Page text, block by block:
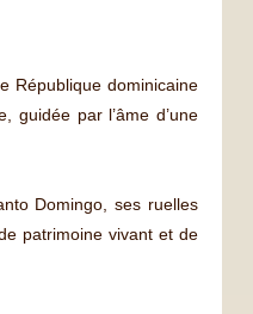
République dominicaine
guidée par l’âme d’une
Domingo, ses ruelles
patrimoine vivant et de